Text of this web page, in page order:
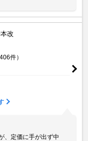
改
件）
、定価に手が出ず中